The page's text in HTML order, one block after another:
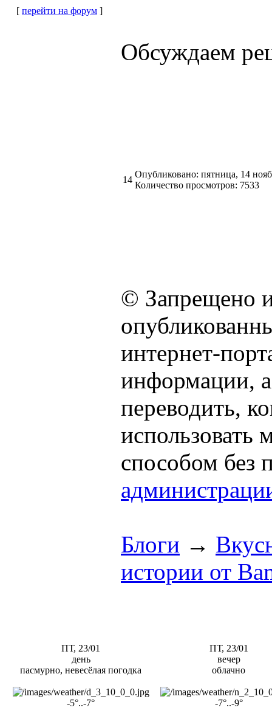
[ перейти на форум ]
Обсуждаем
14
Опубликовано: пятница, 14
Количество просмотров: 7533
© Запрещено
интернет-
информации, а
переводить,
способом без
Блоги →
истории от
ПТ, 23/01
день
пасмурно, невесёлая погодка
-5°..-7°
ПТ, 23/01
вечер
облачно
-7°..-9°